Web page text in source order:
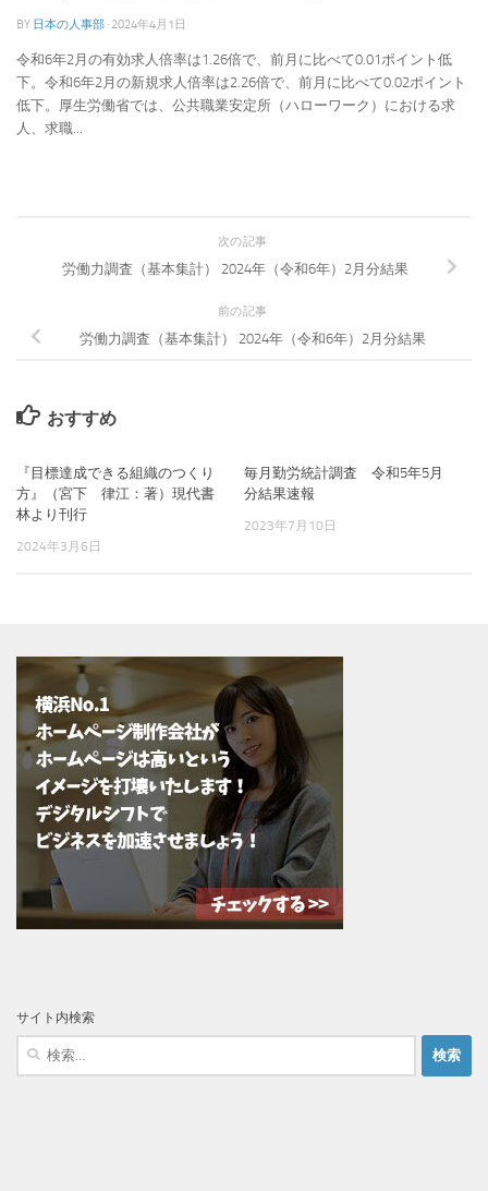
BY 日本の人事部 · 2024年4月1日
令和6年2月の有効求人倍率は1.26倍で、前月に比べて0.01ポイント低
下。令和6年2月の新規求人倍率は2.26倍で、前月に比べて0.02ポイント
低下。厚生労働省では、公共職業安定所（ハローワーク）における求
人、求職...
次の記事
労働力調査（基本集計） 2024年（令和6年）2月分結果
前の記事
労働力調査（基本集計） 2024年（令和6年）2月分結果
おすすめ
『目標達成できる組織のつくり
方』（宮下 律江：著）現代書
林より刊行
2024年3月6日
毎月勤労統計調査 令和5年5月
分結果速報
2023年7月10日
サイト内検索